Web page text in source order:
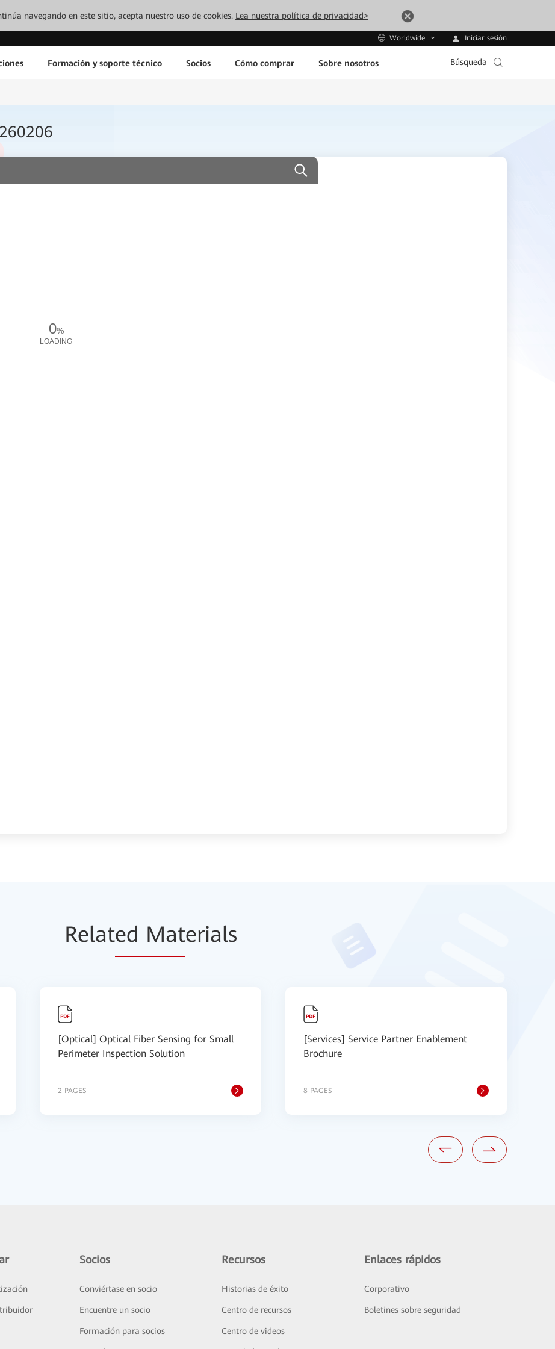
navegando en este sitio, acepta nuestro uso de cookies. Lea nuestra política de privacidad>
Worldwide Iniciar sesión
Formación y soporte técnico Socios Cómo comprar Sobre nosotros Búsqueda
0%
LOADING
Related Materials
[Optical] Optical Fiber Sensing for Small
Perimeter Inspection Solution
2 PAGES
[Services] Service Partner Enablement
Brochure
8 PAGES
Socios
Conviértase en socio
Encuentre un socio
Formación para socios
Recursos
Historias de éxito
Centro de recursos
Centro de videos
Enlaces rápidos
Corporativo
Boletines sobre seguridad